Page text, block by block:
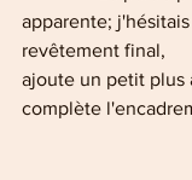
apparente;
revêtement final,
ajoute un petit plus
complète